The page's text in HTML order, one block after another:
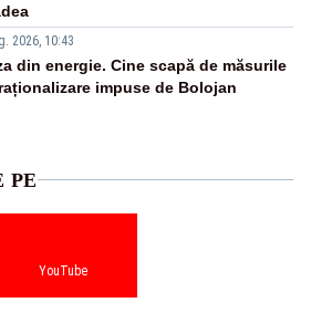
2026, 10:43
din energie. Cine scapă de măsurile
impuse de Bolojan
PE
YouTube